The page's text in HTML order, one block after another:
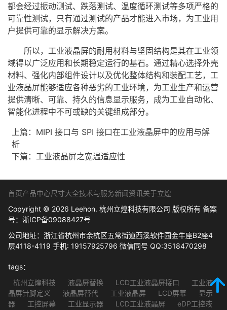
都会经过振动测试、跌落测试、温度循环测试等多项严格的
可靠性测试，只有通过测试的产品才能进入市场，为工业用
户提供可靠的显示解决方案。
所以，工业液晶屏的耐用材料与坚固结构是其在工业领
域得以广泛应用和长期稳定运行的基石。通过精心选择外壳
材料、强化内部组件设计以及优化整体结构和装配工艺，工
业液晶屏能够适应各种恶劣的工业环境，为工业生产和运营
提供清晰、可靠、持久的信息显示服务，成为工业自动化、
智能化进程中不可或缺的关键组成部分。
上篇： MIPI 接口与 SPI 接口在工业液晶屏中的应用与解
析
下篇： 工业液晶屏之宽温适应性
首页产品中心尺寸大全技术与服务新闻资讯关于立煌
Copyright © 2026 Leehon. 杭州立煌科技有限公司 版权所有 备案
号： 浙ICP备09088427号
公司地址：浙江省杭州市余杭区五常街道西溪软件园金牛座B2座4
层4118-4119 手机: 19157925796 微信同号 QQ:3518470298
tags：
杭州立煌科技
液晶屏替换 LCD工业液晶屏接口
工业液
晶屏针脚定义
液晶屏替代 工业液晶屏 LCD屏幕
显示
器
工控屏幕 工业显示器 LCD工业液晶屏
eDP工控液